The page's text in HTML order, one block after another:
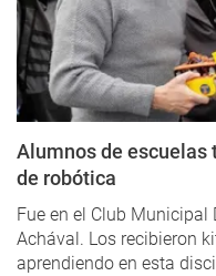
Alumnos de escuelas
de robótica
Fue en el Club Municipal
Achával. Los recibieron
aprendiendo en esta